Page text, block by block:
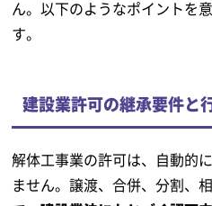
ん。以下のようなポイントを
す。
建設業許可の継承要件と
解体工事業の許可は、自動的
ません。譲渡、合併、分割、